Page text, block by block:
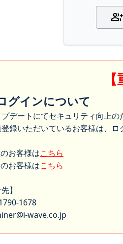
group_add
グインについて
デートにてセキュリティ向上の
録いただいているお客様は、ロ
お客様はこちら
お客様はこちら
】
1678
wave.co.jp